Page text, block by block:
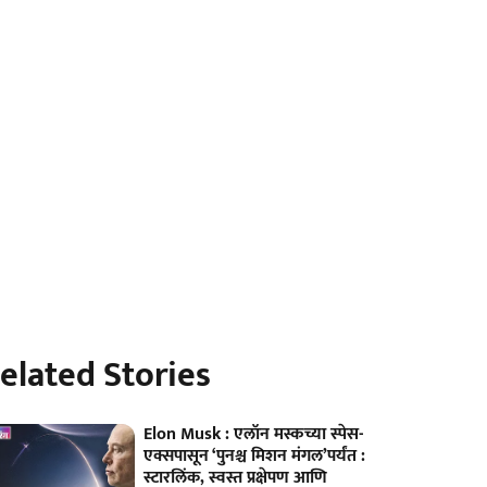
Stories
Elon Musk : एलॉन मस्कच्या स्पेस-
एक्सपासून ‘पुनश्च मिशन मंगल’पर्यंत :
स्टारलिंक, स्वस्त प्रक्षेपण आणि